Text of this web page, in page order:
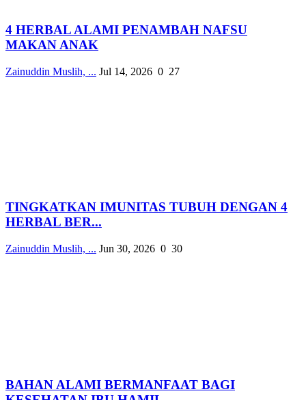
4 HERBAL ALAMI PENAMBAH NAFSU
MAKAN ANAK
Zainuddin Muslih, ... Jul 14, 2026 0 27
TINGKATKAN IMUNITAS TUBUH DENGAN 4
HERBAL BER...
Zainuddin Muslih, ... Jun 30, 2026 0 30
BAHAN ALAMI BERMANFAAT BAGI